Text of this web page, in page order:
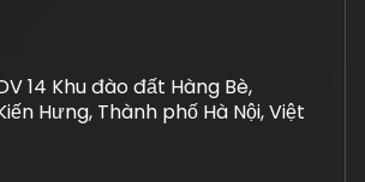
14 Khu đào đất Hàng Bè,
Hưng, Thành phố Hà Nội, Việt